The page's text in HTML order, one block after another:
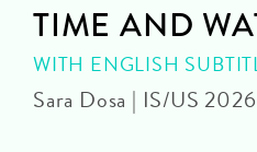
TIME AND
WITH ENGLISH
Sara Dosa | IS/US